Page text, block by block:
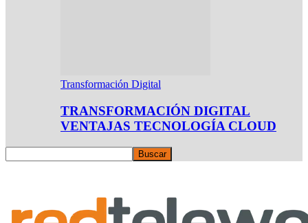
Transformación Digital
TRANSFORMACIÓN DIGITAL
VENTAJAS TECNOLOGÍA CLOUD